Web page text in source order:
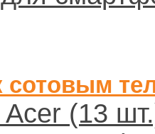
сотовым
Acer (13